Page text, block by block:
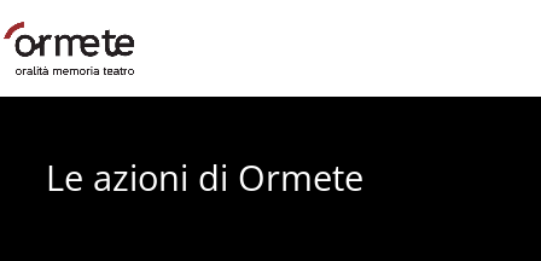
Le azioni di Ormete